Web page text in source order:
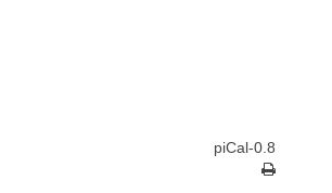
piCal-0.8